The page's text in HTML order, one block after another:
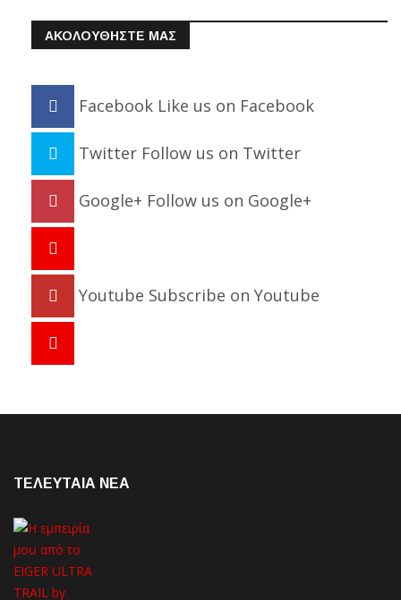
ΑΚΟΛΟΥΘΗΣΤΕ ΜΑΣ
Facebook Like us on Facebook
Twitter Follow us on Twitter
Google+ Follow us on Google+
Youtube Subscribe on Youtube
ΤΕΛΕΥΤΑΙΑ NEA